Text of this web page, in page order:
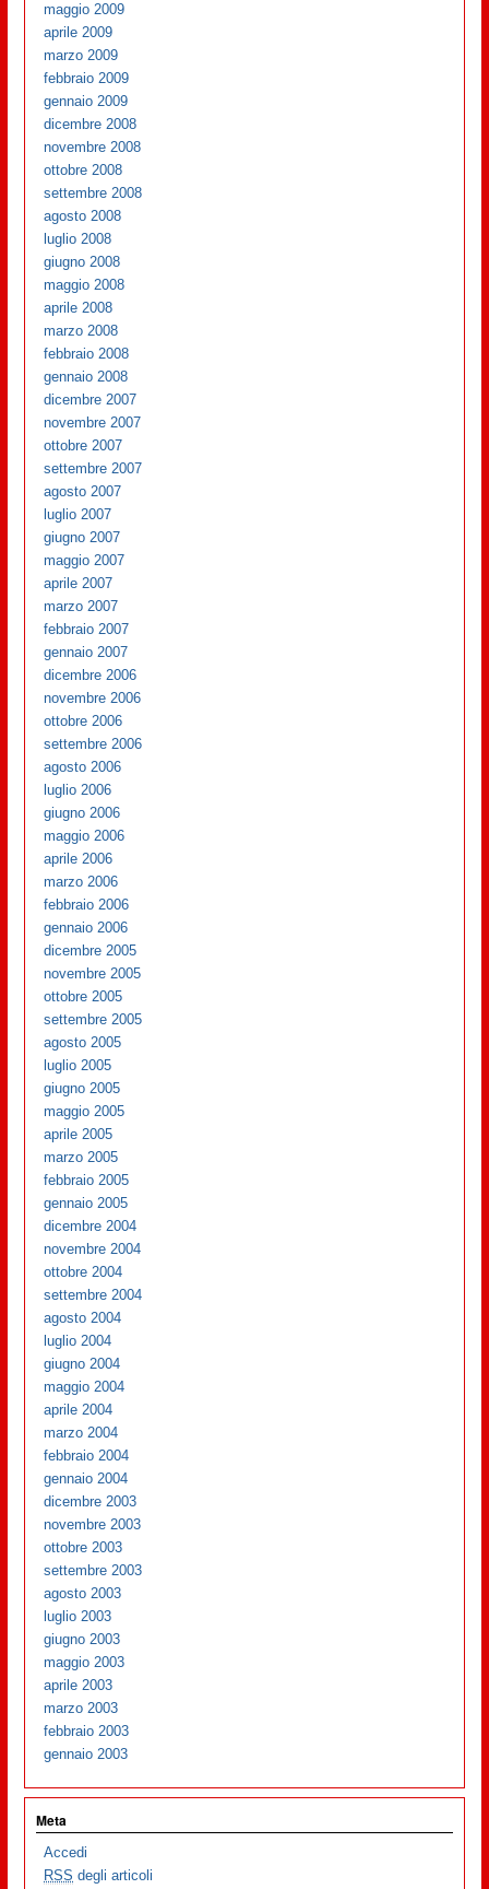
maggio 2009
aprile 2009
marzo 2009
febbraio 2009
gennaio 2009
dicembre 2008
novembre 2008
ottobre 2008
settembre 2008
agosto 2008
luglio 2008
giugno 2008
maggio 2008
aprile 2008
marzo 2008
febbraio 2008
gennaio 2008
dicembre 2007
novembre 2007
ottobre 2007
settembre 2007
agosto 2007
luglio 2007
giugno 2007
maggio 2007
aprile 2007
marzo 2007
febbraio 2007
gennaio 2007
dicembre 2006
novembre 2006
ottobre 2006
settembre 2006
agosto 2006
luglio 2006
giugno 2006
maggio 2006
aprile 2006
marzo 2006
febbraio 2006
gennaio 2006
dicembre 2005
novembre 2005
ottobre 2005
settembre 2005
agosto 2005
luglio 2005
giugno 2005
maggio 2005
aprile 2005
marzo 2005
febbraio 2005
gennaio 2005
dicembre 2004
novembre 2004
ottobre 2004
settembre 2004
agosto 2004
luglio 2004
giugno 2004
maggio 2004
aprile 2004
marzo 2004
febbraio 2004
gennaio 2004
dicembre 2003
novembre 2003
ottobre 2003
settembre 2003
agosto 2003
luglio 2003
giugno 2003
maggio 2003
aprile 2003
marzo 2003
febbraio 2003
gennaio 2003
Meta
Accedi
RSS degli articoli